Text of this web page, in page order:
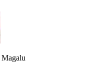
Magalu